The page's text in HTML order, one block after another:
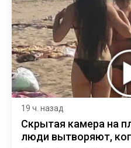
19 ч. назад
Скрытая камера на
люди вытворяют,